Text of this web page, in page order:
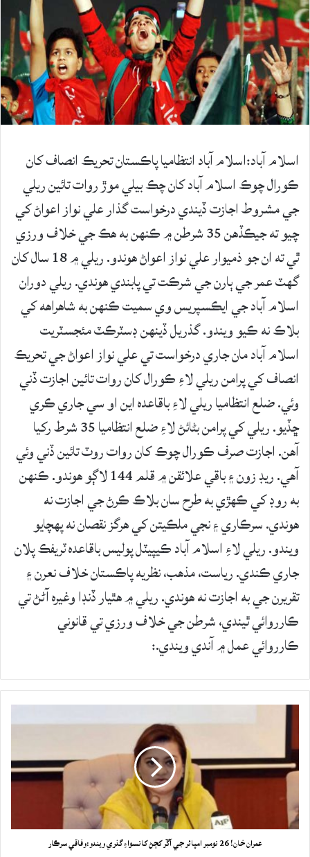
اسلام آباد:اسلام آباد انتظاميا پاڪستان تحريڪ انصاف کان
ڪورال چوڪ اسلام آباد کان چڪ بيلي موڙ روات تائين ريلي
جي مشروط اجازت ڏيندي درخواست گذار علي نواز اعواڻ کي
چيو ته جيڪڏهن 35 شرطن ۾ ڪنهن به هڪ جي خلاف ورزي
ٿي ته ان جو ذميوار علي نواز اعواڻ هوندو. ريلي ۾ 18 سال کان
گهٽ عمر جي ٻارن جي شرڪت تي پابندي هوندي. ريلي دوران
اسلام آباد جي ايڪسپريس وي سميت ڪنهن به شاهراهه کي
بلاڪ نه ڪيو ويندو. گذريل ڏينهن ڊسٽرڪٽ مئجسٽريت
اسلام آباد مان جاري درخواست تي علي نواز اعواڻ جي تحريڪ
انصاف کي پرامن ريلي لاءِ ڪورال کان روات تائين اجازت ڏني
وئي. ضلع انتظاميا ريلي لاءِ باقاعده اين او سي جاري ڪري
ڇڏيو. ريلي کي پرامن بڻائڻ لاءِ ضلع انتظاميا 35 شرط رکيا
آهن. اجازت صرف ڪورال چوڪ کان روات روٽ تائين ڏني وئي
آهي. ريڊ زون ۽ باقي علائقن ۾ قلم 144 لاڳو هوندو. ڪنهن
به روڊ کي ڪهڙي به طرح سان بلاڪ ڪرڻ جي اجازت نه
هوندي. سرڪاري ۽ نجي ملڪيتن کي هرگز نقصان نه پهچايو
ويندو. ريلي لاءِ اسلام آباد ڪيپيٽل پوليس باقاعده ٽريفڪ پلان
جاري ڪندي. رياست، مذهب، نظريه پاڪستان خلاف نعرن ۽
تقريرن جي به اجازت نه هوندي. ريلي ۾ هٿيار ڏنڊا وغيره آڻڻ تي
ڪارروائي ٿيندي، شرطن جي خلاف ورزي تي قانوني
ڪارروائي عمل ۾ آندي ويندي.:
عمران خان! 26 نومبر امپائر جي آڱر کڄڻ کانسواءِ گذري ويندو:وفاقي سرڪار